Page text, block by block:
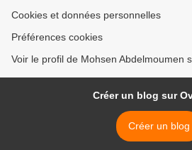
Cookies et données personnelles
Préférences cookies
Voir le profil de Mohsen Abdelmoumen
Créer un blog sur
Créer un blog